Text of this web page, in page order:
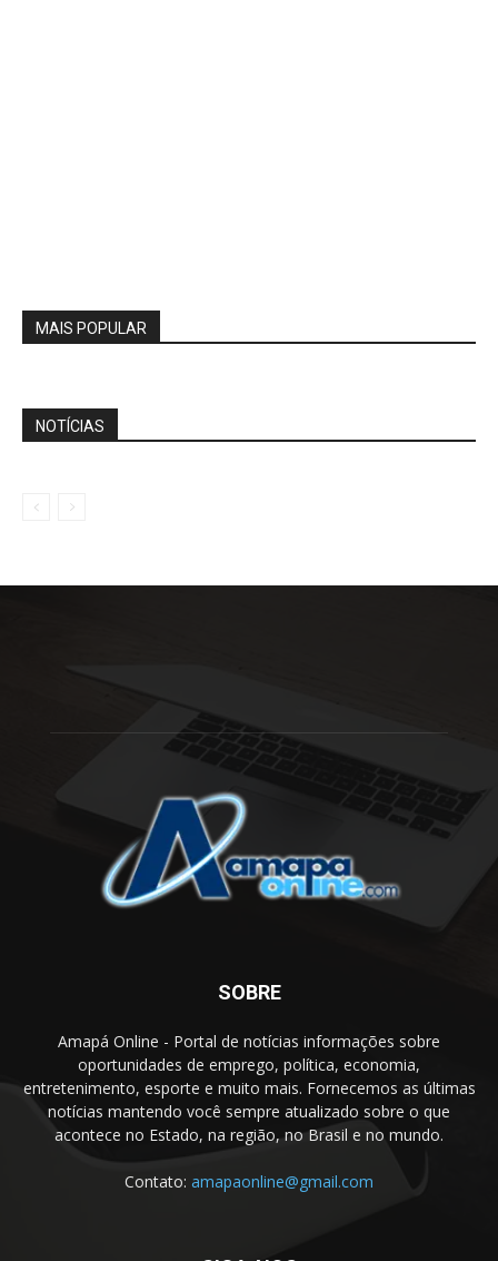
MAIS POPULAR
NOTÍCIAS
SOBRE
Amapá Online - Portal de notícias informações sobre
oportunidades de emprego, política, economia,
entretenimento, esporte e muito mais. Fornecemos as últimas
notícias mantendo você sempre atualizado sobre o que
acontece no Estado, na região, no Brasil e no mundo.
Contato: amapaonline@gmail.com